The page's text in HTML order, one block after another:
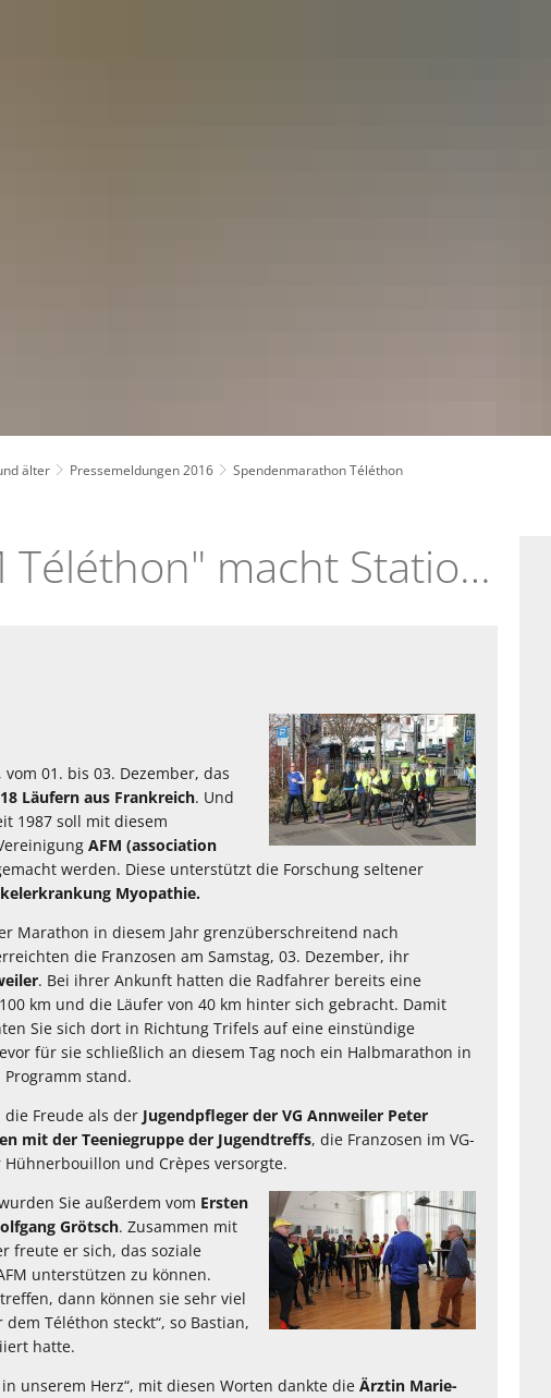
älter Pressemeldungen 2016 Spendenmarathon Téléthon
03.12.2016 - "AFM Téléthon" macht Station in Annweiler
01. bis 03. Dezember, das
Läufern aus Frankreich. Und
1987 soll mit diesem
AFM (association
werden. Diese unterstützt die Forschung seltener
Myopathie.
Marathon in diesem Jahr grenzüberschreitend nach
die Franzosen am Samstag, 03. Dezember, ihr
. Bei ihrer Ankunft hatten die Radfahrer bereits eine
km und die Läufer von 40 km hinter sich gebracht. Damit
Sie sich dort in Richtung Trifels auf eine einstündige
für sie schließlich an diesem Tag noch ein Halbmarathon in
stand.
Freude als der Jugendpfleger der VG Annweiler Peter
mit der Teeniegruppe der Jugendtreffs, die Franzosen im VG-
und Crèpes versorgte.
Sie außerdem vom Ersten
Grötsch. Zusammen mit
freute er sich, das soziale
unterstützen zu können.
dann können sie sehr viel
Téléthon steckt“, so Bastian,
hatte.
unserem Herz“, mit diesen Worten dankte die Ärztin Marie-